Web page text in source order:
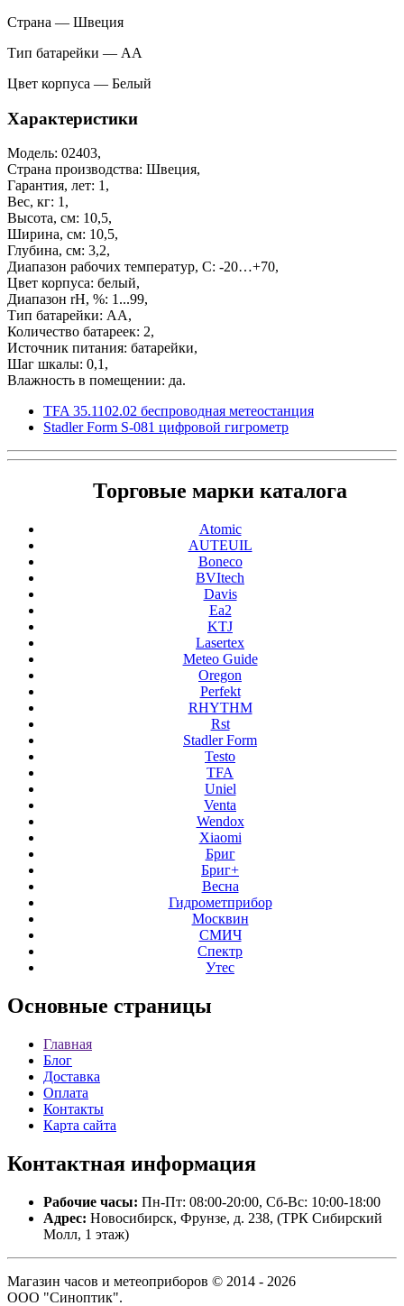
Страна — Швеция
Тип батарейки — AA
Цвет корпуса — Белый
Характеристики
Модель: 02403,
Страна производства: Швеция,
Гарантия, лет: 1,
Вес, кг: 1,
Высота, см: 10,5,
Ширина, см: 10,5,
Глубина, см: 3,2,
Диапазон рабочих температур, С: -20…+70,
Цвет корпуса: белый,
Диапазон rH, %: 1...99,
Тип батарейки: АА,
Количество батареек: 2,
Источник питания: батарейки,
Шаг шкалы: 0,1,
Влажность в помещении: да.
TFA 35.1102.02 беспроводная метеостанция
Stadler Form S-081 цифровой гигрометр
Торговые марки каталога
Atomic
AUTEUIL
Boneco
BVItech
Davis
Ea2
KTJ
Lasertex
Meteo Guide
Oregon
Perfekt
RHYTHM
Rst
Stadler Form
Testo
TFA
Uniel
Venta
Wendox
Xiaomi
Бриг
Бриг+
Весна
Гидрометприбор
Москвин
СМИЧ
Спектр
Утес
Основные страницы
Главная
Блог
Доставка
Оплата
Контакты
Карта сайта
Контактная информация
Рабочие часы: Пн-Пт: 08:00-20:00, Сб-Вс: 10:00-18:00
Адрес: Новосибирск, Фрунзе, д. 238, (ТРК Сибирский
Молл, 1 этаж)
Магазин часов и метеоприборов © 2014 - 2026
ООО "Синоптик".